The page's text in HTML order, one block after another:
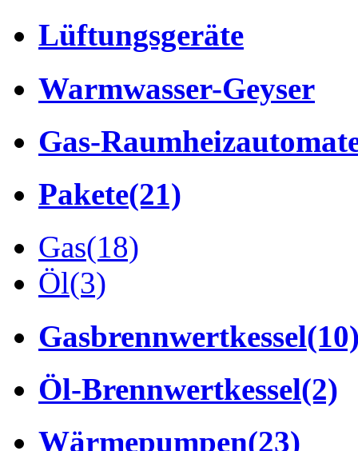
Lüftungsgeräte
Warmwasser-Geyser
Gas-
Pakete(21)
Gas(18)
Öl(3)
Gasbrennwertkessel
Öl-Brennwertkessel(2)
Wärmepumpen(23)